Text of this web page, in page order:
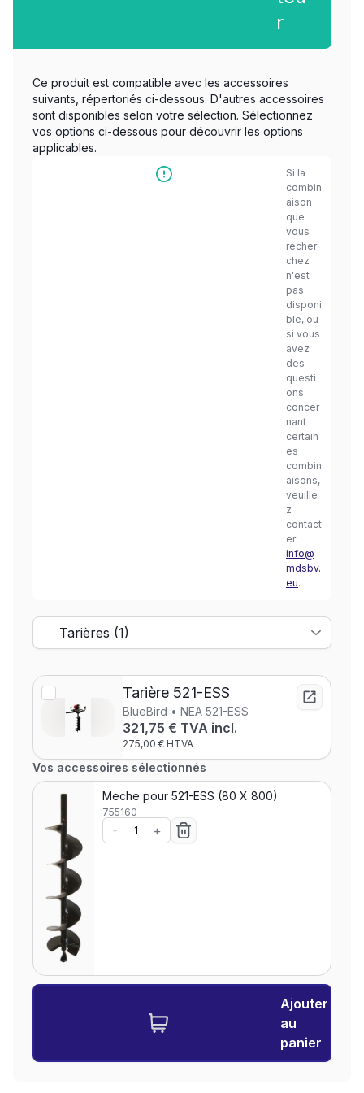
r
Ce produit est compatible avec les accessoires
suivants, répertoriés ci-dessous. D'autres accessoires
sont disponibles selon votre sélection. Sélectionnez
vos options ci-dessous pour découvrir les options
applicables.
Si la
combin
aison
que
vous
recher
chez
n'est
pas
disponi
ble, ou
si vous
avez
des
questi
ons
concer
nant
certain
es
combin
aisons,
veuille
z
contact
er
info@
mdsbv.
eu.
Tarière 521-ESS
BlueBird • NEA 521-ESS
321,75 € TVA incl.
275,00 € HTVA
Vos accessoires sélectionnés
Meche pour 521-ESS (80 X 800)
755160
- +
Ajouter
au
panier